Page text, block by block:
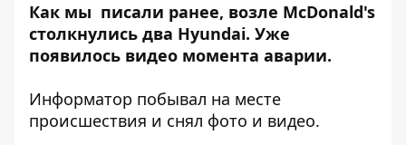
Как мы писали ранее, возле McDonald's
столкнулись два Hyundai. Уже
появилось видео момента аварии.
Информатор побывал на месте
происшествия и снял фото и видео.